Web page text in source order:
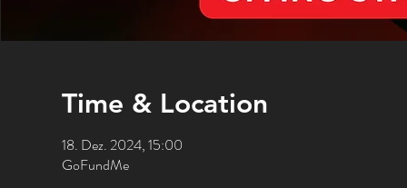
Time & Location
18. Dez. 2024, 15:00
GoFundMe